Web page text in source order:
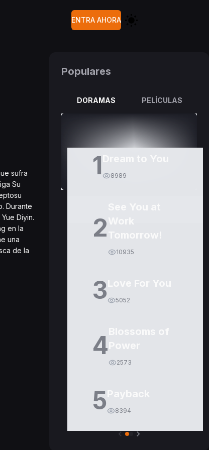
ENTRA AHORA
sufra
Su
Durante
Diyin.
en la
una
de la
Populares
DORAMAS PELÍCULAS
1 8989
2
10935
3 5052
4
2573
5 8394